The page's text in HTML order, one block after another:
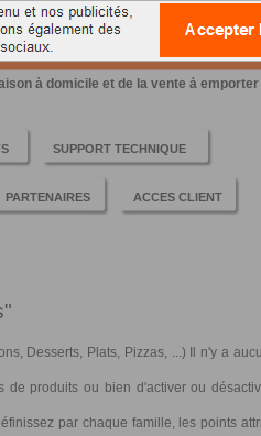
à domicile et de la vente à
SUPPORT TECHNIQUE
PARTENAIRES ACCES CLIENT
ET DE LA VENTE A
Desserts, Plats, Pizzas, ...) Il n'y a
produits ou bien d'activer ou
par chaque famille, les points